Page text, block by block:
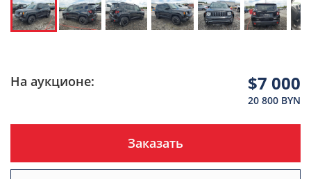
На аукционе: $7 000
20 800 BYN
Заказать